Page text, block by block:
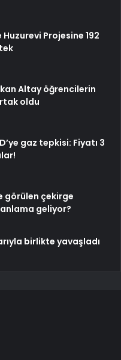
Projesine 192
Altay öğrencilerin
oldu
gaz tepkisi: Fiyatı 3
görülen çekirge
geliyor?
birlikte yavaşladı